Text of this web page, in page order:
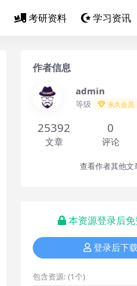
考研资料 学习资讯
作者信息
admin
等级 永久会员
25392
文章
0
评论
查看作者其他文
本资源登录后
登录后下载
包含资源: (1个)